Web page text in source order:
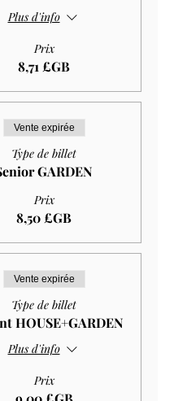
Plus d'info
Prix
8,71 £GB
Vente expirée
Type de billet
GARDEN
Prix
8,50 £GB
Vente expirée
Type de billet
HOUSE+GARDEN
Plus d'info
Prix